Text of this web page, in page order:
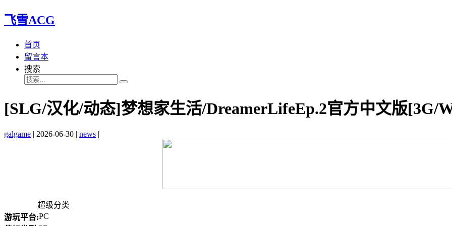
飞雪ACG
首页
留言本
搜索
[SLG/汉化/动态]梦想家生活/DreamerLifeEp.2官方中文版[3G/
galgame | 2026-06-30 | news |
超级分类
游玩平台:PC